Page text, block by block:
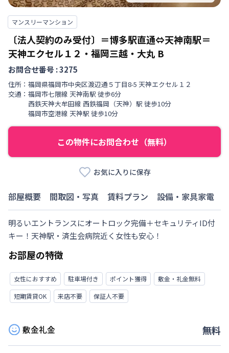
マンスリーマンション
〔法人契約のみ受付〕＝博多駅直通⇔天神南駅＝
天神エクセル１２・福岡三越・大丸 B
お問合せ番号 :3275
住所： 福岡県福岡市中央区渡辺通５丁目8-5 天神エクセル１２
交通： 福岡市七隈線 天神南駅 徒歩6分
西鉄天神大牟田線 西鉄福岡（天神）駅 徒歩10分
福岡市空港線 天神駅 徒歩10分
この物件にお問合わせ（無料）
お気に入りに保存
部屋概要 間取図・写真 賃料プラン 設備・家具家電
明るいエントランスにオートロック完備＋セキュリティID付
キー！天神駅・済生会病院近く女性も安心！
お部屋の特徴
女性におすすめ 駐車場付き ポイント獲得
敷金・礼金無料
短期賃貸OK
来店不要 保証人不要
敷金礼金 無料